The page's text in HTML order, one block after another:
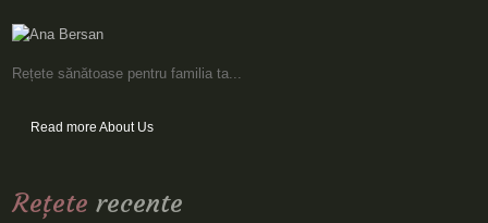
Rețete sănătoase pentru familia ta...
Read more About Us
Reţete recente